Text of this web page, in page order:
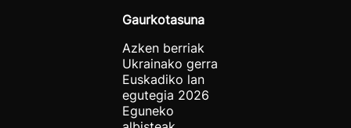
Gaurkotasuna
Azken berriak
Ukrainako gerra
Euskadiko lan
egutegia 2026
Eguneko